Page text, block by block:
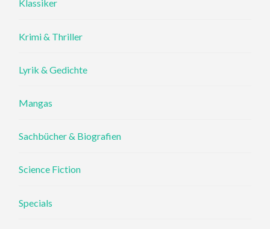
Klassiker
Krimi & Thriller
Lyrik & Gedichte
Mangas
Sachbücher & Biografien
Science Fiction
Specials